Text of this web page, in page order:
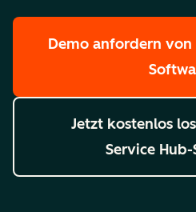
Demo anfordern von
Jetzt kostenlos
Service